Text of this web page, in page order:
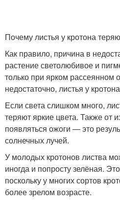
Почему листья у кротона
Как правило, причина в
растение светолюбивое и
только при ярком рассеянном
недостаточно, листья у
Если света слишком много,
теряют яркие цвета. Также от
появляться ожоги — это
солнечных лучей.
У молодых кротонов листва
иногда и попросту зелёная.
поскольку у многих сортов
более зрелом возрасте.